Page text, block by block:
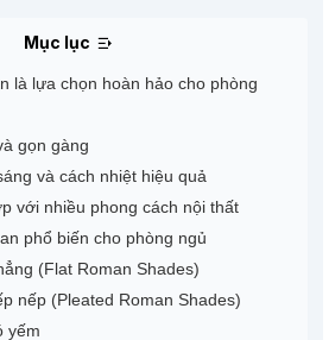
Mục lục
là lựa chọn hoàn hảo cho phòng
gọn gàng
và cách nhiệt hiệu quả
với nhiều phong cách nội thất
phổ biến cho phòng ngủ
(Flat Roman Shades)
nếp (Pleated Roman Shades)
yếm